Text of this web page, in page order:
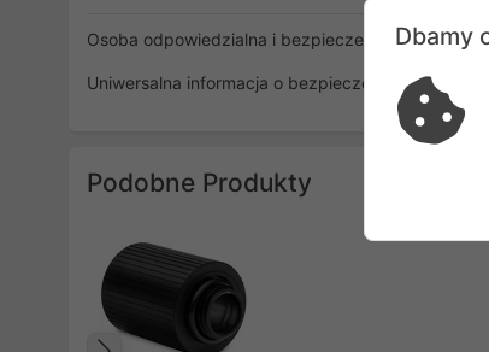
Osoba odpowiedzialna i bezpieczeństwo
Uniwersalna informacja o bezpieczeństwie
Podobne Produkty
Dbamy